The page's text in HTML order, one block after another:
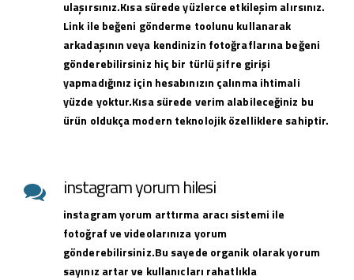
ulaşırsınız.Kısa sürede yüzlerce etkileşim alırsınız.
Link ile beğeni gönderme toolunu kullanarak
arkadaşının veya kendinizin fotoğraflarına beğeni
gönderebilirsiniz hiç bir türlü şifre girişi
yapmadığınız için hesabınızın çalınma ihtimali
yüzde yoktur.Kısa sürede verim alabileceğiniz bu
ürün oldukça modern teknolojik özelliklere sahiptir.
instagram yorum hilesi
instagram yorum arttırma aracı sistemi ile
fotoğraf ve videolarınıza yorum
gönderebilirsiniz.Bu sayede organik olarak yorum
sayınız artar ve kullanıcları rahatlıkla